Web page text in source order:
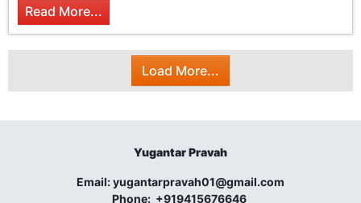
Read More...
Load More...
Yugantar Pravah
Email:yugantarpravah01@gmail.com
Phone: +919415676646